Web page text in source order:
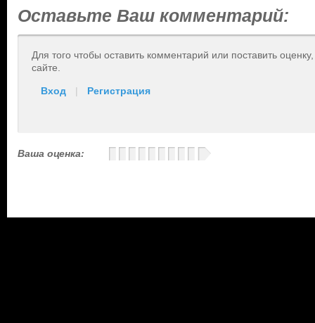
Оставьте Ваш комментарий:
Для того чтобы оставить комментарий или поставить
сайте.
Вход | Регистрация
Ваша оценка: